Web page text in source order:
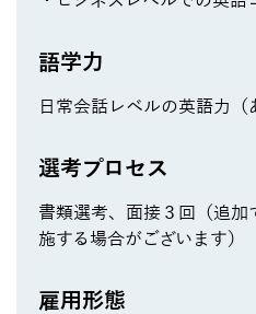
語学力
日常会話レベルの英語力（
選考プロセス
書類選考、面接３回（追加
施する場合がございます）
雇用形態